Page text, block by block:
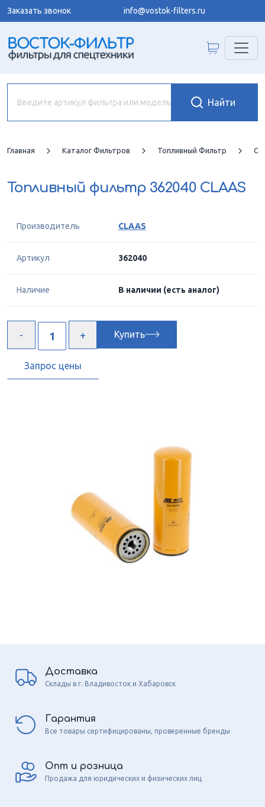
Заказать звонок info@vostok-filters.ru
Главная Каталог Фильтров Топливный Фильтр
Топливный фильтр 362040 CLAAS
Производитель CLAAS
Артикул 362040
Наличие В наличии (есть аналог)
Купить
Запрос цены
Доставка
Склады в г. Владивосток и Хабаровск
Гарантия
Все товары сертифицированы, проверенные бренды
Опт и розница
Продажа для юридических и физических лиц